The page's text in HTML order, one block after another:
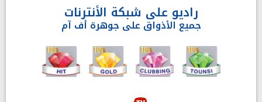
راديو على شبكة الأنترنات
جميع الأذواق على جوهرة أف آم